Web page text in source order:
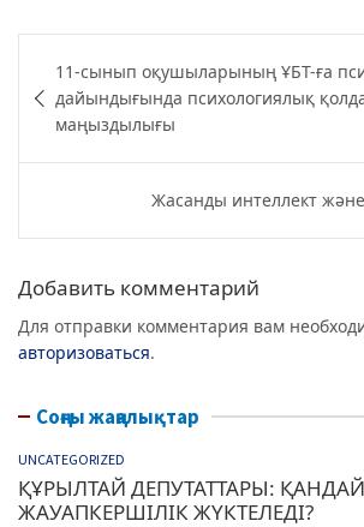
c
e
b
o
k
itt
er
e
g
ra
m
at
s
p
p
по
записям
11-сынып оқушыларының ҰБТ-ға
дайындығында психологиялық
маңыздылығы
Жасанды интеллект
Добавить комментарий
Для отправки комментария вам
авторизоваться.
Соңғы жаңалықтар
UNCATEGORIZED
ҚҰРЫЛТАЙ ДЕПУТАТТАРЫ: ҚАНДАЙ
ЖАУАПКЕРШІЛІК ЖҮКТЕЛЕДІ?